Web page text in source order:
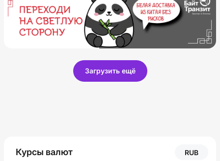
Загрузить ещё
Курсы валют
RUB